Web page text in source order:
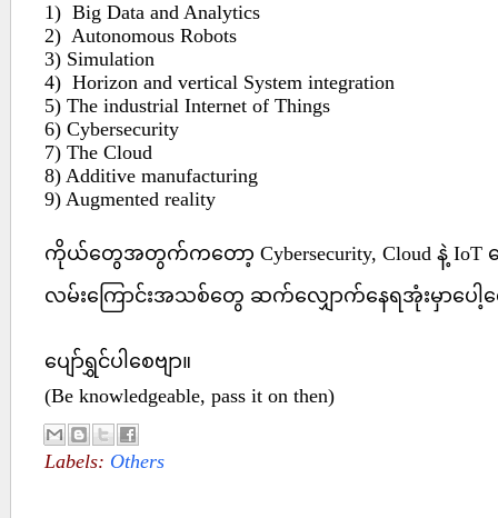
1) Big Data and Analytics
2) Autonomous Robots
3) Simulation
4) Horizon and vertical System integration
5) The industrial Internet of Things
6) Cybersecurity
7) The Cloud
8) Additive manufacturing
9) Augmented reality
ကိုယ်တွေအတွက်ကတော့ Cybersecurity, Cloud နဲ့
လမ်းကြောင်းအသစ်တွေ ဆက်လျှောက်နေရအုံးမှာပေါ့
ပျော်ရွှင်ပါစေဗျာ။
(Be knowledgeable, pass it on then)
Labels: Others